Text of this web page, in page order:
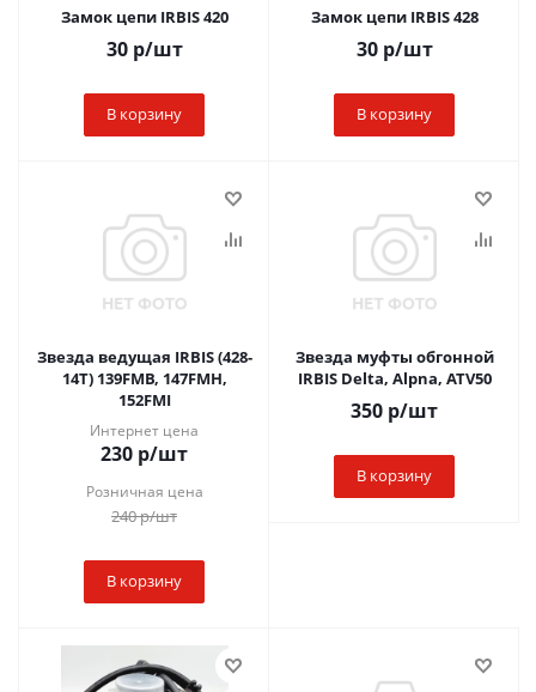
Замок цепи IRBIS 420
30р/шт
В корзину
Замок цепи IRBIS 428
30р/шт
В корзину
Звезда ведущая IRBIS (428-
14Т) 139FMB, 147FMH,
152FMI
Интернет цена
230 р/шт
Розничная цена
240р/шт
В корзину
Звезда муфты обгонной
IRBIS Delta, Alpna, ATV50
350 р/шт
В корзину